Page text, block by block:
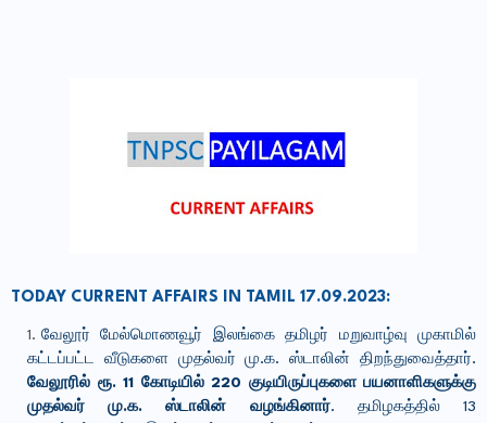
TODAY CURRENT AFFAIRS IN TAMIL 17.09.2023:
வேலூர் மேல்மொணவூர் இலங்கை தமிழர் மறுவாழ்வு முகாமில்
கட்டப்பட்ட வீடுகளை முதல்வர் மு.க. ஸ்டாலின் திறந்துவைத்தார்.
வேலூரில் ரூ. 11 கோடியில் 220 குடியிருப்புகளை பயனாளிகளுக்கு
முதல்வர் மு.க. ஸ்டாலின் வழங்கினார். தமிழகத்தில் 13